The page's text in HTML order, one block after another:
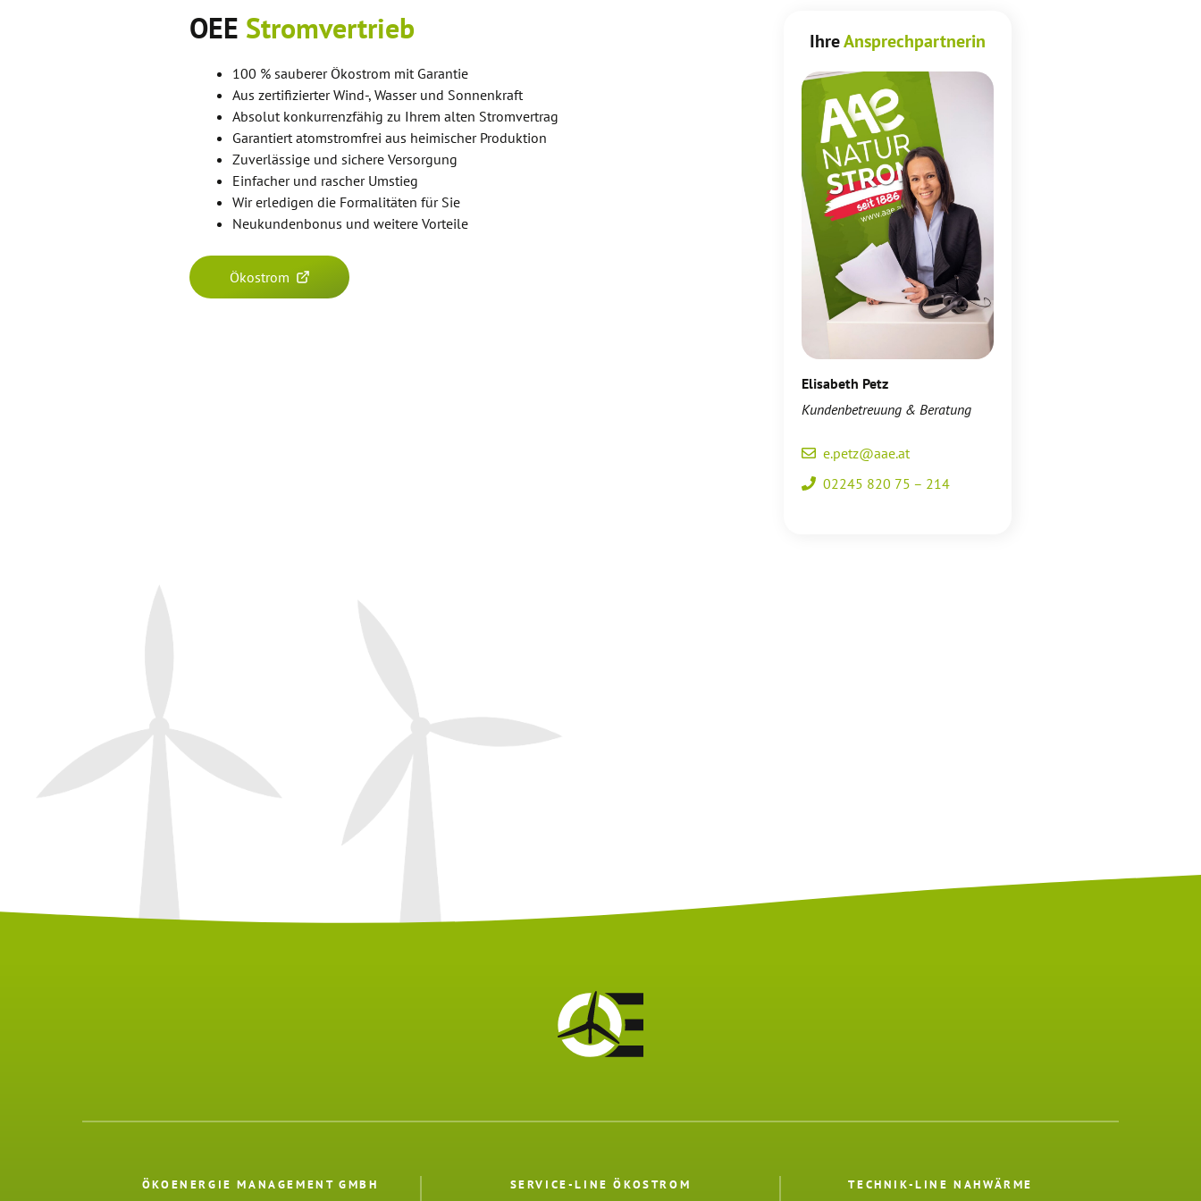
OEE Stromvertrieb
100 % sauberer Ökostrom mit Garantie
Aus zertifizierter Wind-, Wasser und Sonnenkraft
Absolut konkurrenzfähig zu Ihrem alten Stromvertrag
Garantiert atomstromfrei aus heimischer Produktion
Zuverlässige und sichere Versorgung
Einfacher und rascher Umstieg
Wir erledigen die Formalitäten für Sie
Neukundenbonus und weitere Vorteile
Ökostrom
IhreAnsprechpartnerin
Elisabeth Petz
Kundenbetreuung & Beratung
e.petz@aae.at
02245 820 75 – 214
ÖKOENERGIE MANAGEMENT GMBH SERVICE-LINE ÖKOSTROM TECHNIK-LINE NAHWÄRME